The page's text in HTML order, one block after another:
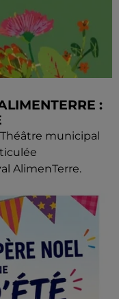
:
municipal
AlimenTerre.